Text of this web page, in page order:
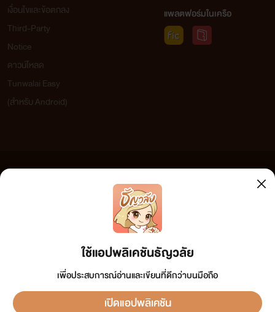
ใช้แอปพลิเคชันธัญวลัย
เพื่อประสบการณ์อ่านและเขียนที่ดีกว่าบนมือถือ
เปิดแอปพลิเคชัน
เงื่อนไขและข้อตกลง
Third-Party
Notice
ดาวน์โหลด
Tunwalai Easy
(สำหรับ Android)
แพลตฟอร์มในเครือ
เว็บไซต์แห่งนี้ไม่ได้เห็นด้วยและไม่ขอรับผิดชอบต่อข้อความใดๆ ทั้งสิ้น ดังนั้นผู้อ่านทุกท่านโปรดใช้
วิจารณญาณในการกลั่นกรองด้วยตนเอง และหากท่านพบข้อความใดๆ ที่ขัดต่อกฎหมายและศีลธรรม
กรุณาแจ้งมาที่ tunwalai@ookbee.com เพื่อทีมงานจะได้ดำเนินการในทันที ทั้งนี้ ทางเว็บไซต์ขอสงวน
ลิขสิทธิ์ตามพระราชบัญญัติลิขสิทธิ์ (ฉบับเพิ่มเติม) พ.ศ.2558